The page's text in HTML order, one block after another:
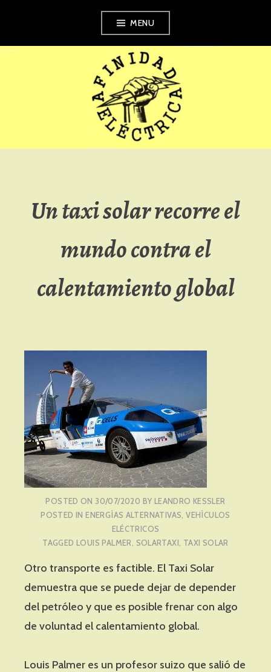
content
MENU
AFINIDAD
ELÉCTRICA
Un taxi solar recorre el
mundo contra el
calentamiento global
POSTED ON 30/07/2020 BY LEANDRO KESSLER
POSTED INENERGÍAS ALTERNATIVAS,VEHÍCULOS
ELÉCTRICOS
TAGGEDLOUIS PALMER, SOLARTAXI, TAXI SOLAR
Otro transporte es factible. El Taxi Solar
demuestra que se puede dejar de depender
del petróleo y que es posible frenar con algo
de voluntad el calentamiento global.
Louis Palmer es un profesor suizo que salió de